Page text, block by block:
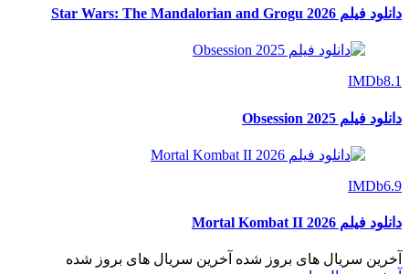
دانلود فیلم Star Wars: The Mandalorian and Grogu 2026
IMDb8.1
دانلود فیلم Obsession 2025
IMDb6.9
دانلود فیلم Mortal Kombat II 2026
آخرین سریال های بروز شده آخرین سریال های بروز شده